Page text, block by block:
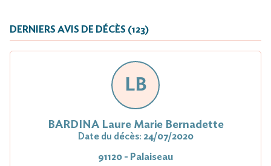
DERNIERS AVIS DE DÉCÈS (123)
LB
BARDINA Laure Marie Bernadette
Date du décès: 24/07/2020
91120 - Palaiseau